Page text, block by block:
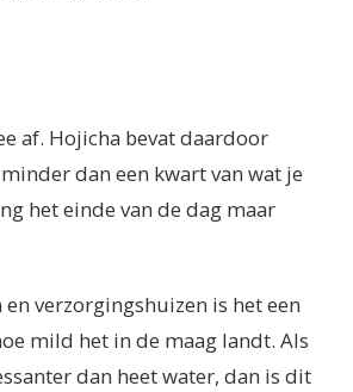
af. Hojicha bevat daardoor
dan een kwart van wat je
het einde van de dag maar
verzorgingshuizen is het een
mild het in de maag landt. Als
dan heet water, dan is dit